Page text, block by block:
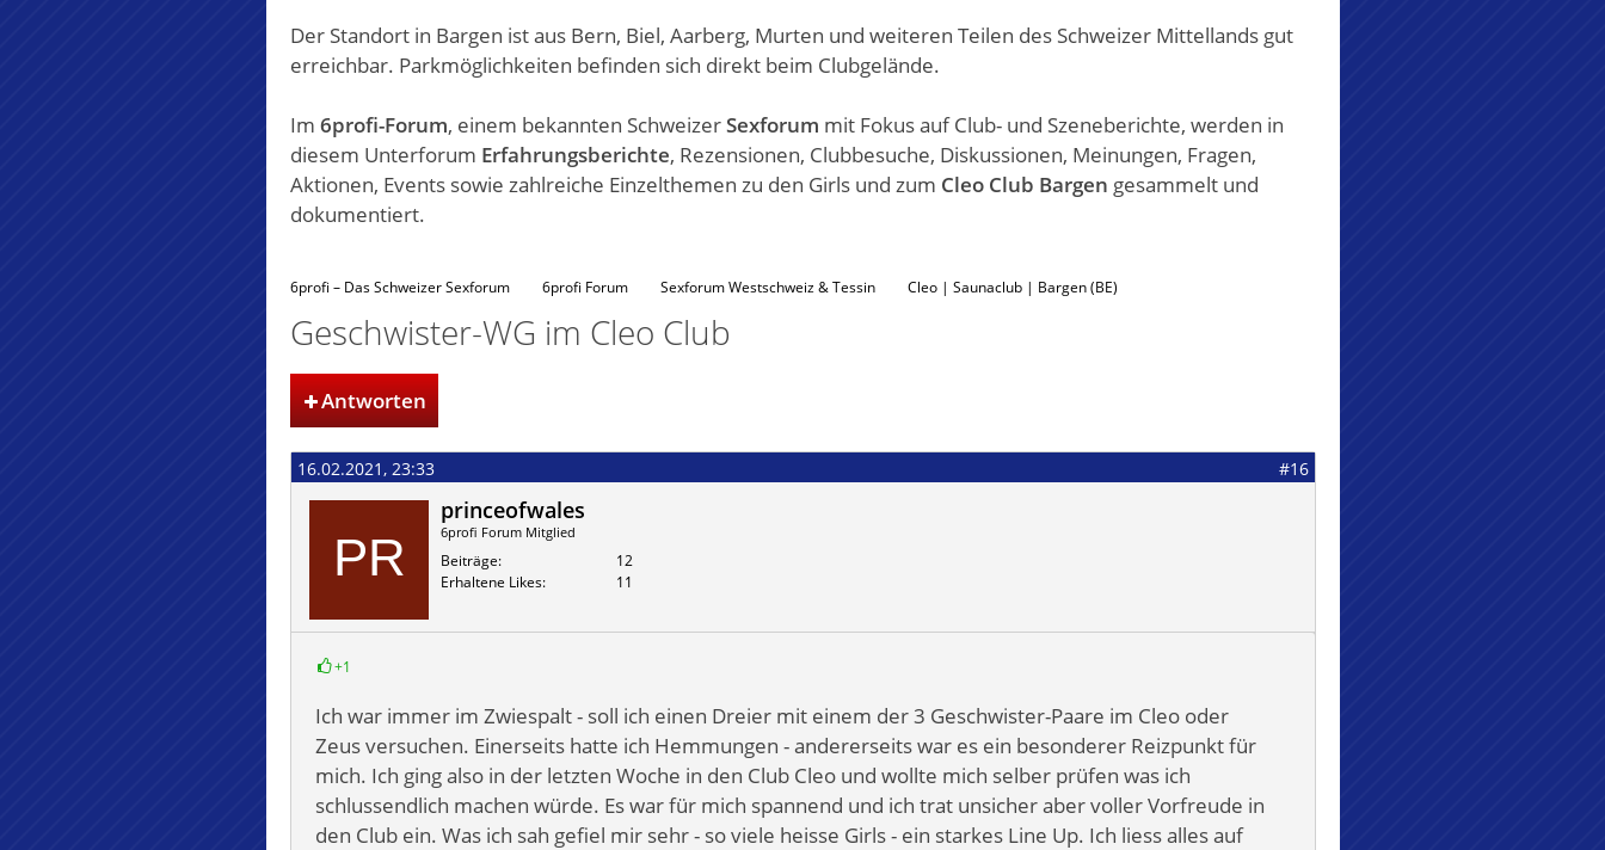
Der Standort in Bargen ist aus Bern, Biel, Aarberg, Murten und weiteren Teilen des Schweizer Mittellands gut
erreichbar. Parkmöglichkeiten befinden sich direkt beim Clubgelände.
Im 6profi-Forum, einem bekannten SchweizerSexforum mit Fokus auf Club- und Szeneberichte, werden in
diesem Unterforum Erfahrungsberichte, Rezensionen, Clubbesuche, Diskussionen, Meinungen, Fragen,
Aktionen, Events sowie zahlreiche Einzelthemen zu den Girls und zum Cleo Club Bargen gesammelt und
dokumentiert.
6profi – Das Schweizer Sexforum 6profi Forum Sexforum Westschweiz & Tessin Cleo | Saunaclub | Bargen (BE)
Geschwister-WG im Cleo Club
Antworten
16.02.2021, 23:33 #16
princeofwales
6profi Forum Mitglied
Beiträge
12
Erhaltene Likes
11
+1
Ich war immer im Zwiespalt - soll ich einen Dreier mit einem der 3 Geschwister-Paare im Cleo oder
Zeus versuchen. Einerseits hatte ich Hemmungen - andererseits war es ein besonderer Reizpunkt für
mich. Ich ging also in der letzten Woche in den Club Cleo und wollte mich selber prüfen was ich
schlussendlich machen würde. Es war für mich spannend und ich trat unsicher aber voller Vorfreude in
den Club ein. Was ich sah gefiel mir sehr - so viele heisse Girls - ein starkes Line Up. Ich liess alles auf